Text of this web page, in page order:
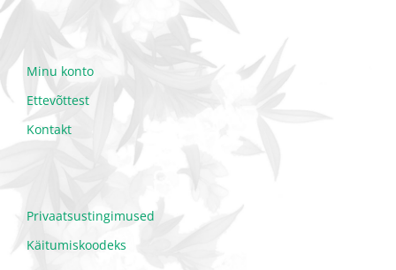
Minu konto
Ettevõttest
Kontakt
Privaatsustingimused
Käitumiskoodeks